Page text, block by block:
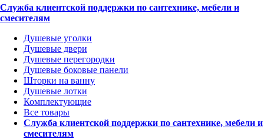
Служба клиентской поддержки по сантехнике, мебели и
смесителям
Душевые уголки
Душевые двери
Душевые перегородки
Душевые боковые панели
Шторки на ванну
Душевые лотки
Комплектующие
Все товары
Служба клиентской поддержки по сантехнике, мебели и
смесителям